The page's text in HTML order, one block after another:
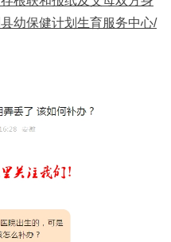
幼保健计划生育服务中心/